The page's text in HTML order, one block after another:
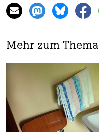
Mehr zum Thema